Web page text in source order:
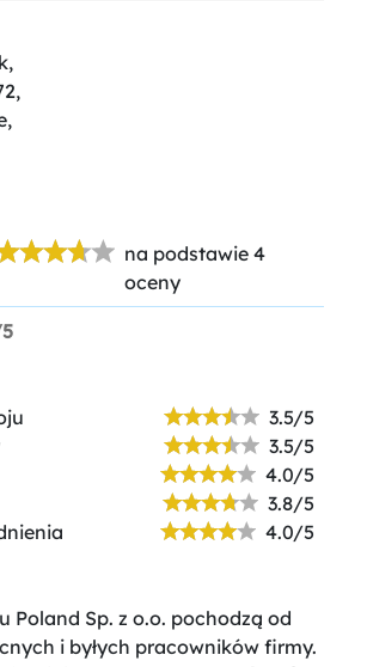
na podstawie 4
oceny
3.5/5
3.5/5
4.0/5
3.8/5
4.0/5
Poland Sp. z o.o. pochodzą od
i byłych pracowników firmy.